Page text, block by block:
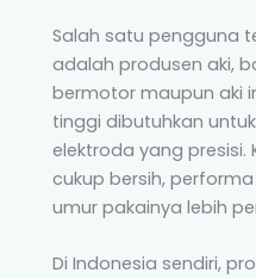
Salah satu pengguna
adalah produsen aki,
bermotor maupun aki
tinggi dibutuhkan
elektroda yang presisi.
cukup bersih,
umur pakainya lebih
Di Indonesia sendiri,